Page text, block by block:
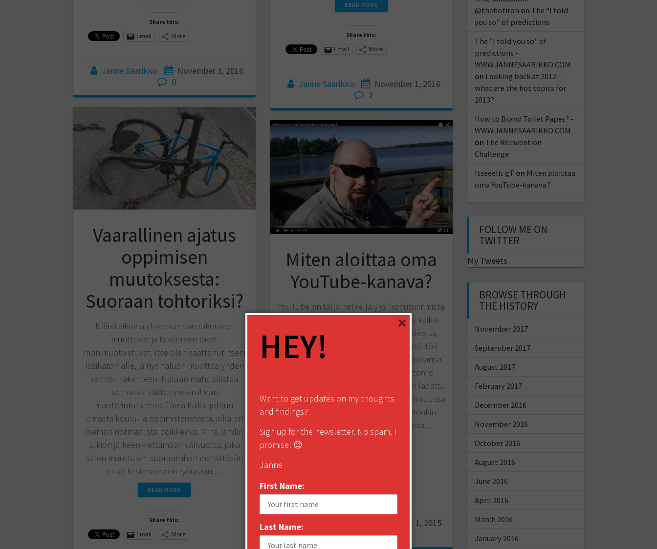
Share this:
Email More
Janne Saarikko
November 3, 2016
0
READ MORE
Share this:
Email More
Janne Saarikko
November 1, 2016
2
Vaarallinen ajatus
oppimisen
muutoksesta:
Suoraan tohtoriksi?
Näinä aikoina yhteiskunnan rakenteet
muuttuvat ja tekemisen tavat
monimuotoistuvat. Itse olen saattanut itseni
lasikaton alle, ja nyt haluan muuttaa yhden
vanhan rakenteen. Haluan mahdollistaa
tohtoriksi väittelemisen ilman
maisterintutkintoa. Tämä kaikki johtuu
omasta koulu- ja oppimistaustasta, joka on
hieman normaalista poikkeava. Minä lähdin
lukion jälkeen viettämään välivuotta, joka
sitten muuttuikin suoraan ihan merkittävän
pitkälle vieneeseen työuraan.…
READ MORE
Share this:
Email More
Miten aloittaa oma
YouTube-kanava?
YouTube on tällä hetkellä yksi kohutuimmista
sosiaalisen median kanavista. Lähes kaikki
ovat käyttäneet sitä ja katsoneet videoita,
mutta harvempi on itse tuottanut sisältöä
saati perustanut omaa YouTube-kanavaansa.
Itse olen aloittanut YouTuben käytön jo
vuonna 2006 ja ensimmäinen video on ladattu
palveluun jo niinkin aikaisin kuin tammikuussa
2007. Runsas vuosi sitten aloin kuitenkin
miettimään YouTuben systemaattista…
Janne Saarikko
September 1, 2015
1
@thehotiron on The “I told
you so” of predictions
The "I told you so" of
predictions -
WWW.JANNESAARIKKO.COM
on Looking back at 2012 –
what are the hot topics for
2013?
How to Brand Toilet Paper? -
WWW.JANNESAARIKKO.COM
on The Reinvention
Challenge
Itseeelis gT on Miten aloittaa
oma YouTube-kanava?
FOLLOW ME ON
TWITTER
My Tweets
BROWSE THROUGH
THE HISTORY
November 2017
September 2017
August 2017
February 2017
December 2016
November 2016
October 2016
August 2016
June 2016
April 2016
March 2016
January 2016
HEY!
Want to get updates on my thoughts
and findings?
Sign up for the newsletter. No spam, I
promise! 😉
Janne
First Name:
Last Name:
×